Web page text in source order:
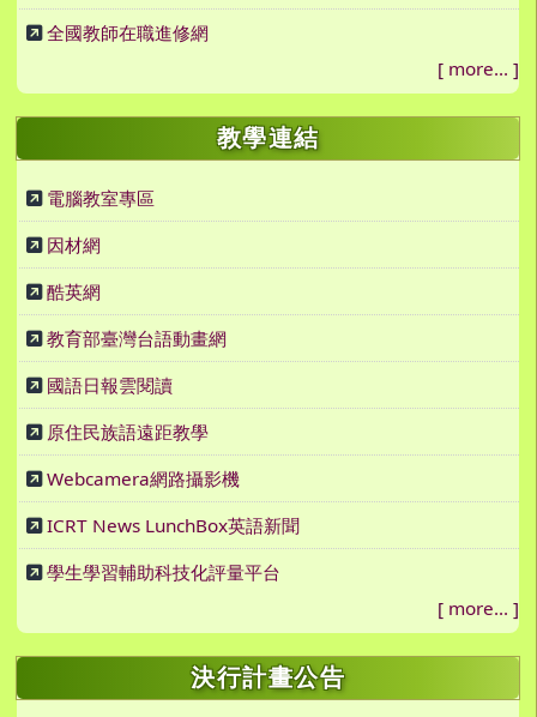
全國教師在職進修網
[ more... ]
教學連結
電腦教室專區
因材網
酷英網
教育部臺灣台語動畫網
國語日報雲閱讀
原住民族語遠距教學
Webcamera網路攝影機
ICRT News LunchBox英語新聞
學生學習輔助科技化評量平台
[ more... ]
決行計畫公告